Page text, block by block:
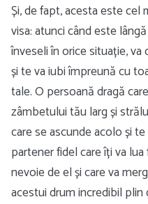
Și, de fapt, acesta este cel
visa: atunci când este
înveseli în orice situație,
și te va iubi împreună cu
tale. O persoană dragă
zâmbetului tău larg și
care se ascunde acolo și
partener fidel care îți va
nevoie de el și care va
acestui drum incredibil